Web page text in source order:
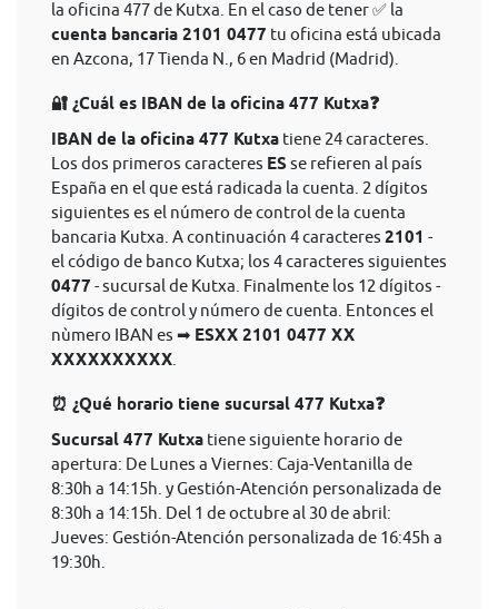
la oficina 477 de Kutxa. En el caso de tener ✅ la
cuenta bancaria 2101 0477 tu oficina está ubicada
en Azcona, 17 Tienda N., 6 en Madrid (Madrid).
🔐 ¿Cuál es IBAN de la oficina 477 Kutxa❓
IBAN de la oficina 477 Kutxa tiene 24 caracteres.
Los dos primeros caracteres ES se refieren al país
España en el que está radicada la cuenta. 2 dígitos
siguientes es el número de control de la cuenta
bancaria Kutxa. A continuación 4 caracteres 2101 -
el código de banco Kutxa; los 4 caracteres siguientes
0477 - sucursal de Kutxa. Finalmente los 12 dígitos -
dígitos de control y número de cuenta. Entonces el
nùmero IBAN es ➡ ESXX 2101 0477 XX
XXXXXXXXXX
⏰ ¿Qué horario tiene sucursal 477 Kutxa❓
Sucursal 477 Kutxa tiene siguiente horario de
apertura: De Lunes a Viernes: Caja-Ventanilla de
8:30h a 14:15h. y Gestión-Atención personalizada de
8:30h a 14:15h. Del 1 de octubre al 30 de abril:
Jueves: Gestión-Atención personalizada de 16:45h a
19:30h.